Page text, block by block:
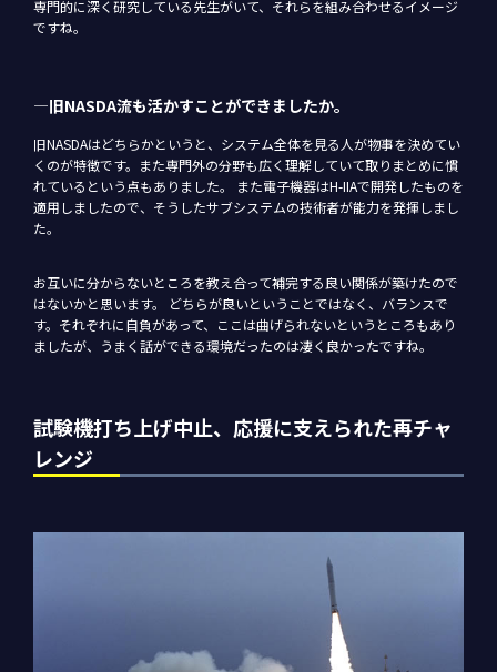
専門的に深く研究している先生がいて、それらを組み合わせるイメージ
ですね。
―旧NASDA流も活かすことができましたか。
旧NASDAはどちらかというと、システム全体を見る人が物事を決めてい
くのが特徴です。また専門外の分野も広く理解していて取りまとめに慣
れているという点もありました。 また電子機器はH-IIAで開発したものを
適用しましたので、そうしたサブシステムの技術者が能力を発揮しまし
た。
お互いに分からないところを教え合って補完する良い関係が築けたので
はないかと思います。 どちらが良いということではなく、バランスで
す。それぞれに自負があって、ここは曲げられないというところもあり
ましたが、うまく話ができる環境だったのは凄く良かったですね。
試験機打ち上げ中止、応援に支えられた再チャ
レンジ